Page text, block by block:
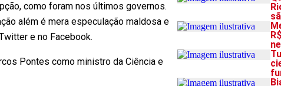
como foram nos últimos governos.
além é mera especulação maldosa e
e no Facebook.
Pontes como ministro da Ciência e